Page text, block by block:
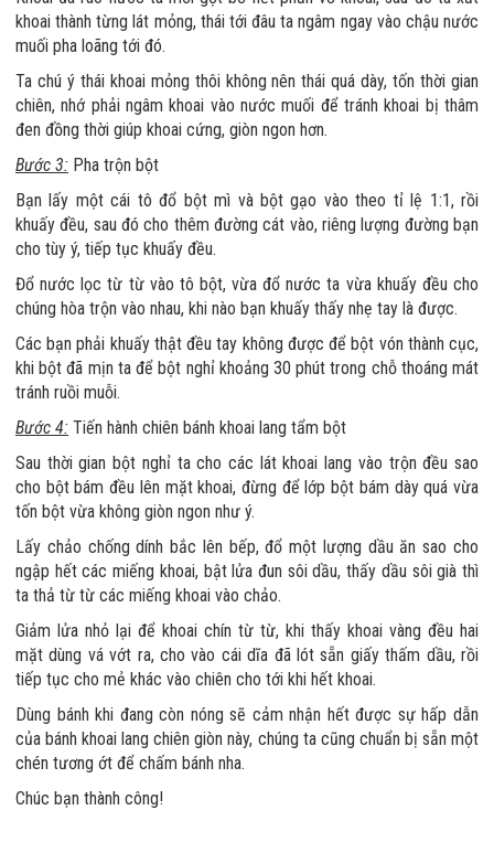
khoai thành từng lát mỏng, thái tới đâu ta ngâm ngay vào chậu nước
muối pha loãng tới đó.
Ta chú ý thái khoai mỏng thôi không nên thái quá dày, tốn thời gian
chiên, nhớ phải ngâm khoai vào nước muối để tránh khoai bị thâm
đen đồng thời giúp khoai cứng, giòn ngon hơn.
Bước 3: Pha trộn bột
Bạn lấy một cái tô đổ bột mì và bột gạo vào theo tỉ lệ 1:1, rồi
khuấy đều, sau đó cho thêm đường cát vào, riêng lượng đường bạn
cho tùy ý, tiếp tục khuấy đều.
Đổ nước lọc từ từ vào tô bột, vừa đổ nước ta vừa khuấy đều cho
chúng hòa trộn vào nhau, khi nào bạn khuấy thấy nhẹ tay là được.
Các bạn phải khuấy thật đều tay không được để bột vón thành cục,
khi bột đã mịn ta để bột nghỉ khoảng 30 phút trong chỗ thoáng mát
tránh ruồi muỗi.
Bước 4: Tiến hành chiên bánh khoai lang tẩm bột
Sau thời gian bột nghỉ ta cho các lát khoai lang vào trộn đều sao
cho bột bám đều lên mặt khoai, đừng để lớp bột bám dày quá vừa
tốn bột vừa không giòn ngon như ý.
Lấy chảo chống dính bắc lên bếp, đổ một lượng dầu ăn sao cho
ngập hết các miếng khoai, bật lửa đun sôi dầu, thấy dầu sôi già thì
ta thả từ từ các miếng khoai vào chảo.
Giảm lửa nhỏ lại để khoai chín từ từ, khi thấy khoai vàng đều hai
mặt dùng vá vớt ra, cho vào cái dĩa đã lót sẵn giấy thấm dầu, rồi
tiếp tục cho mẻ khác vào chiên cho tới khi hết khoai.
Dùng bánh khi đang còn nóng sẽ cảm nhận hết được sự hấp dẫn
của bánh khoai lang chiên giòn này, chúng ta cũng chuẩn bị sẵn một
chén tương ớt để chấm bánh nha.
Chúc bạn thành công!